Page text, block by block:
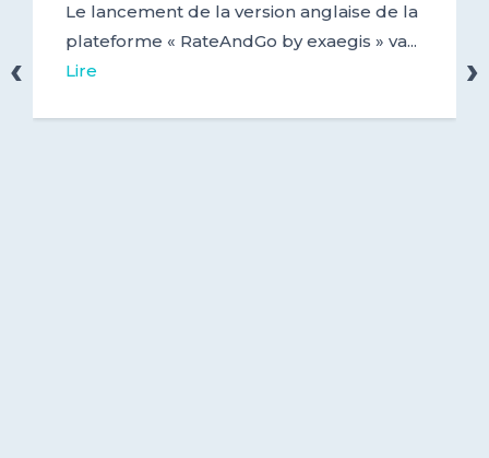
Le lancement de la version anglaise de la
plateforme « RateAndGo by exaegis » va...
Lire
‹ ›